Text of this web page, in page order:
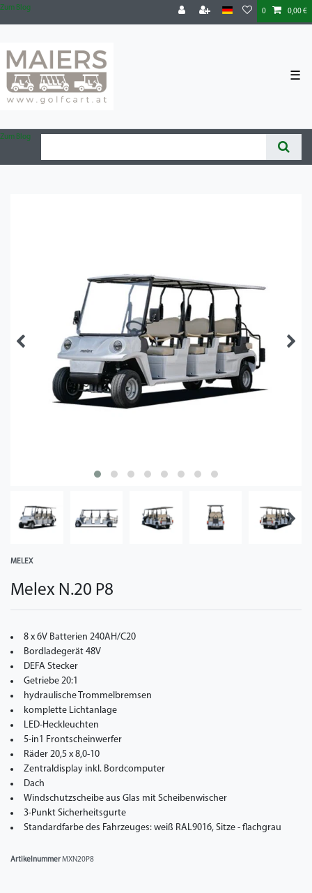
Zum Blog 0 0,00 €
☰
Zum Blog
MELEX
Melex N.20 P8
8 x 6V Batterien 240AH/C20
Bordladegerät 48V
DEFA Stecker
Getriebe 20:1
hydraulische Trommelbremsen
komplette Lichtanlage
LED-Heckleuchten
5-in1 Frontscheinwerfer
Räder 20,5 x 8,0-10
Zentraldisplay inkl. Bordcomputer
Dach
Windschutzscheibe aus Glas mit Scheibenwischer
3-Punkt Sicherheitsgurte
Standardfarbe des Fahrzeuges: weiß RAL9016, Sitze - flachgrau
ArtikelnummerMXN20P8